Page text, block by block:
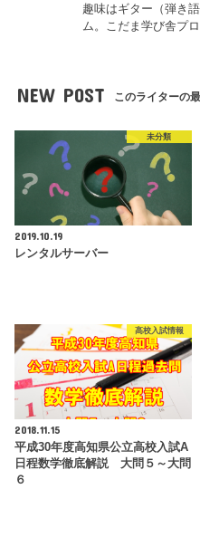
趣味はギター（弾き
ム。こだま学び舎プ
NEW POST このライターの
未分類
2019.10.19
レンタルサーバー
高校入試情報
2018.11.15
平成30年度高知県公立高校入試A
日程数学徹底解説 大問５～大問
６